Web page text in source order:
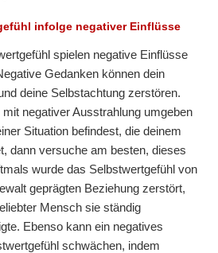
infolge negativer Einflüsse
spielen negative Einflüsse
Gedanken können dein
deine Selbstachtung zerstören.
negativer Ausstrahlung umgeben
Situation befindest, die deinem
dann versuche am besten, dieses
wurde das Selbstwertgefühl von
geprägten Beziehung zerstört,
Mensch sie ständig
Ebenso kann ein negatives
schwächen, indem